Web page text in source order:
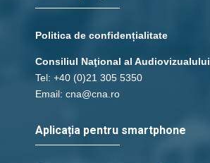
Politica de confidențialitate
Consiliul Naţional al Audiovizualului
Tel: +40 (0)21 305 5350
Email: cna@cna.ro
Aplicația pentru smartphone